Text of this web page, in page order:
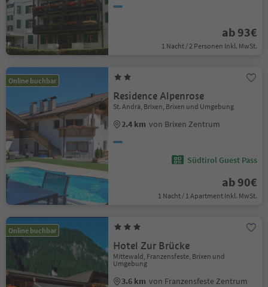
ab 93€
1 Nacht / 2 Personen Inkl. MwSt.
Online buchbar
Residence Alpenrose
St. Andrä, Brixen, Brixen und Umgebung
2.4 km von Brixen Zentrum
Südtirol Guest Pass
ab 90€
1 Nacht / 1 Apartment Inkl. MwSt.
Online buchbar
Hotel Zur Brücke
Mittewald, Franzensfeste, Brixen und
Umgebung
3.6 km von Franzensfeste Zentrum